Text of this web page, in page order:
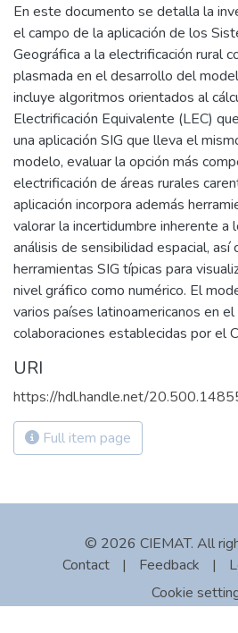
En este documento se detalla la
el campo de la aplicación de los
Geográfica a la electrificación rural
plasmada en el desarrollo del
incluye algoritmos orientados al
Electrificación Equivalente (LEC)
una aplicación SIG que lleva el
modelo, evaluar la opción más
electrificación de áreas rurales
aplicación incorpora además
valorar la incertidumbre inherente a
análisis de sensibilidad espacial, así
herramientas SIG típicas para
nivel gráfico como numérico. El
varios países latinoamericanos en
colaboraciones establecidas por el
URI
https://hdl.handle.net/
Full item page
© 2026 CIEMAT. All
Contact
| Feedback |
Cookie